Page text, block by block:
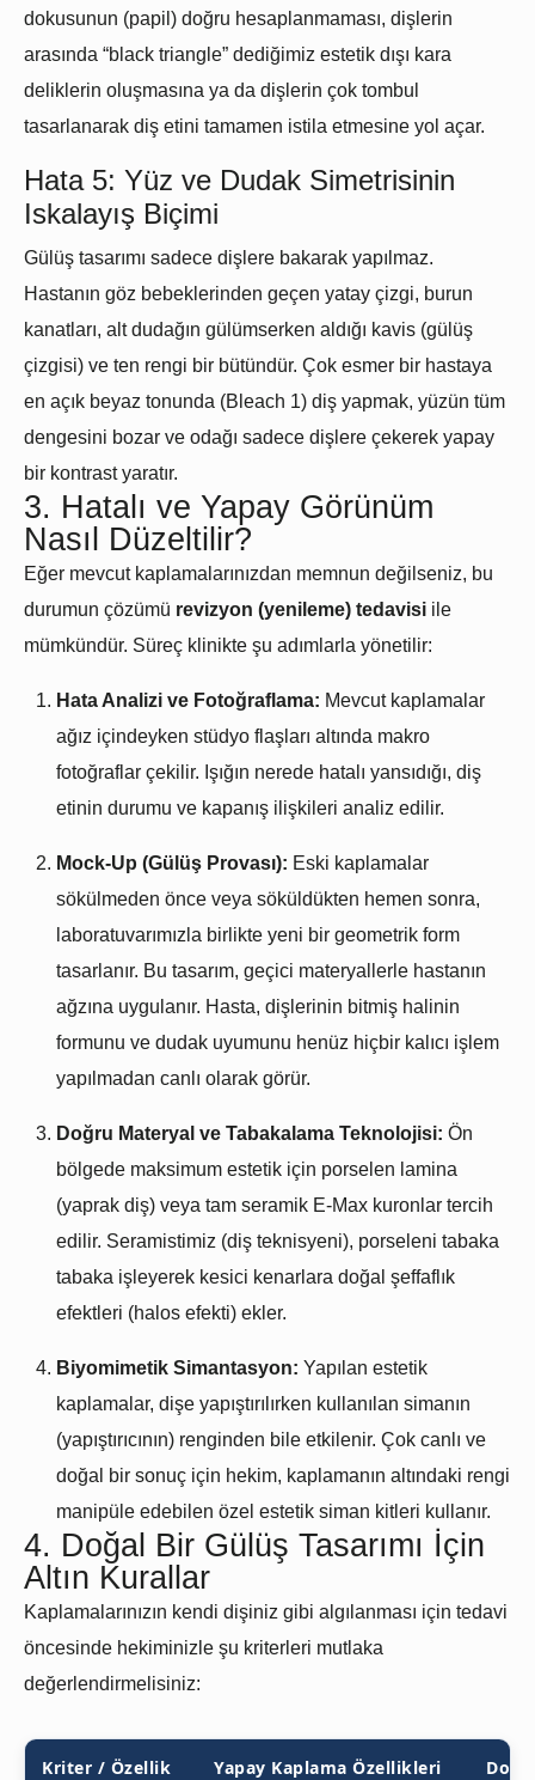
dokusunun (papil) doğru hesaplanmaması, dişlerin
arasında “black triangle” dediğimiz estetik dışı kara
deliklerin oluşmasına ya da dişlerin çok tombul
tasarlanarak diş etini tamamen istila etmesine yol açar.
Hata 5: Yüz ve Dudak Simetrisinin
Iskalayış Biçimi
Gülüş tasarımı sadece dişlere bakarak yapılmaz.
Hastanın göz bebeklerinden geçen yatay çizgi, burun
kanatları, alt dudağın gülümserken aldığı kavis (gülüş
çizgisi) ve ten rengi bir bütündür. Çok esmer bir hastaya
en açık beyaz tonunda (Bleach 1) diş yapmak, yüzün tüm
dengesini bozar ve odağı sadece dişlere çekerek yapay
bir kontrast yaratır.
3. Hatalı ve Yapay Görünüm
Nasıl Düzeltilir?
Eğer mevcut kaplamalarınızdan memnun değilseniz, bu
durumun çözümü revizyon (yenileme) tedavisi ile
mümkündür. Süreç klinikte şu adımlarla yönetilir:
Hata Analizi ve Fotoğraflama: Mevcut kaplamalar
ağız içindeyken stüdyo flaşları altında makro
fotoğraflar çekilir. Işığın nerede hatalı yansıdığı, diş
etinin durumu ve kapanış ilişkileri analiz edilir.
Mock-Up (Gülüş Provası): Eski kaplamalar
sökülmeden önce veya söküldükten hemen sonra,
laboratuvarımızla birlikte yeni bir geometrik form
tasarlanır. Bu tasarım, geçici materyallerle hastanın
ağzına uygulanır. Hasta, dişlerinin bitmiş halinin
formunu ve dudak uyumunu henüz hiçbir kalıcı işlem
yapılmadan canlı olarak görür.
Doğru Materyal ve Tabakalama Teknolojisi: Ön
bölgede maksimum estetik için porselen lamina
(yaprak diş) veya tam seramik E-Max kuronlar tercih
edilir. Seramistimiz (diş teknisyeni), porseleni tabaka
tabaka işleyerek kesici kenarlara doğal şeffaflık
efektleri (halos efekti) ekler.
Biyomimetik Simantasyon: Yapılan estetik
kaplamalar, dişe yapıştırılırken kullanılan simanın
(yapıştırıcının) renginden bile etkilenir. Çok canlı ve
doğal bir sonuç için hekim, kaplamanın altındaki rengi
manipüle edebilen özel estetik siman kitleri kullanır.
4. Doğal Bir Gülüş Tasarımı İçin
Altın Kurallar
Kaplamalarınızın kendi dişiniz gibi algılanması için tedavi
öncesinde hekiminizle şu kriterleri mutlaka
değerlendirmelisiniz:
Kriter / Özellik Yapay Kaplama Özellikleri